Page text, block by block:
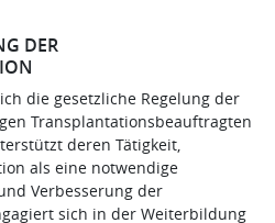
DER
die gesetzliche Regelung der
Transplantationsbeauftragten
deren Tätigkeit,
als eine notwendige
Verbesserung der
sich in der Weiterbildung